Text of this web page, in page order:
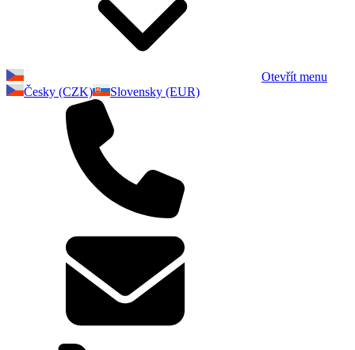
Otevřít menu
Česky (CZK)
Slovensky (EUR)